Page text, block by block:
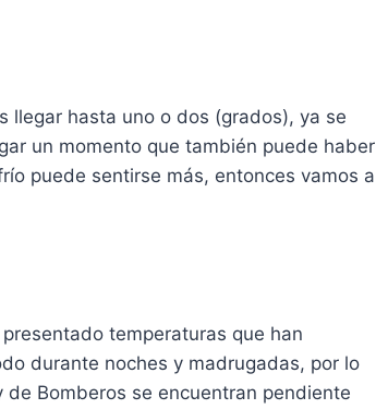
llegar hasta uno o dos (grados), ya se
un momento que también puede haber
puede sentirse más, entonces vamos a
temperaturas que han
durante noches y madrugadas, por lo
Bomberos se encuentran pendiente